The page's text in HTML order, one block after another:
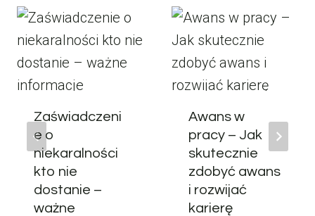
Zaświadczeni
e o
niekaralności
kto nie
dostanie –
ważne
Awans w
pracy – Jak
skutecznie
zdobyć awans
i rozwijać
karierę